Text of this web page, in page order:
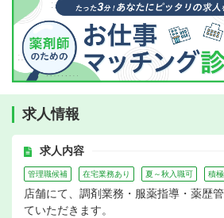
求人情報
求人内容
管理職候補 在宅業務あり 夏～秋入職可 積
店舗にて、調剤業務・服薬指導・薬歴
ていただきます。